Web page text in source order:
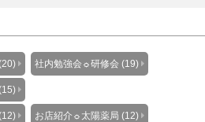
社内勉強会☼研修会 (19)
お店紹介☼太陽薬局 (12)